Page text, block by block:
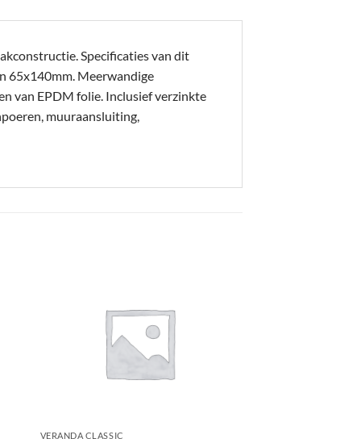
Specificaties van dit
65x140mm. Meerwandige
van EPDM folie. Inclusief verzinkte
muuraansluiting,
VERANDA CLASSIC